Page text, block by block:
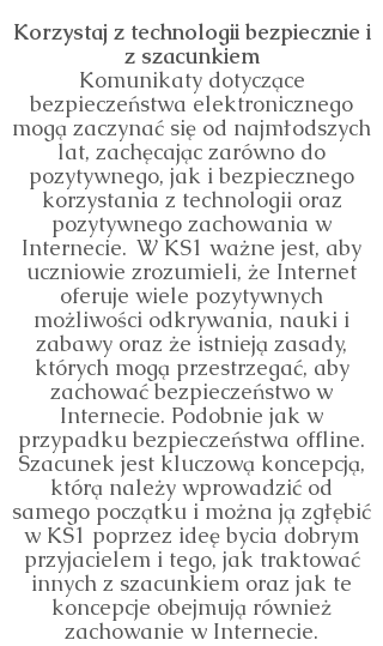
Korzystaj z technologii bezpiecznie i
z szacunkiem
Komunikaty dotyczące
bezpieczeństwa elektronicznego
mogą zaczynać się od najmłodszych
lat, zachęcając zarówno do
pozytywnego, jak i bezpiecznego
korzystania z technologii oraz
pozytywnego zachowania w
Internecie. W KS1 ważne jest, aby
uczniowie zrozumieli, że Internet
oferuje wiele pozytywnych
możliwości odkrywania, nauki i
zabawy oraz że istnieją zasady,
których mogą przestrzegać, aby
zachować bezpieczeństwo w
Internecie. Podobnie jak w
przypadku bezpieczeństwa offline.
Szacunek jest kluczową koncepcją,
którą należy wprowadzić od
samego początku i można ją zgłębić
w KS1 poprzez ideę bycia dobrym
przyjacielem i tego, jak traktować
innych z szacunkiem oraz jak te
koncepcje obejmują również
zachowanie w Internecie.